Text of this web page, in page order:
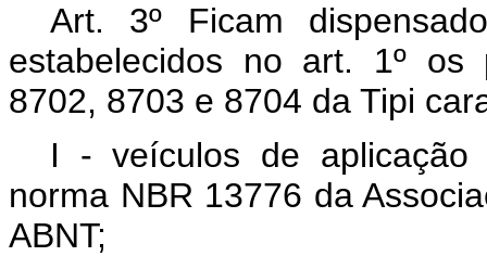
Art. 3º Ficam
estabelecidos no art. 1º os
8702, 8703 e 8704 da Tipi
I - veículos de aplicação
norma NBR 13776 da
ABNT;